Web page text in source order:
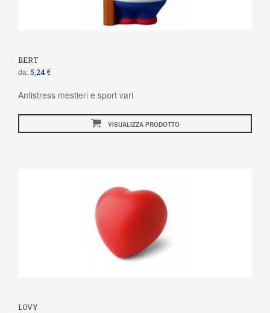
BERT
da: 5,24 €
Antistress mestieri e sport vari
VISUALIZZA PRODOTTO
LOVY